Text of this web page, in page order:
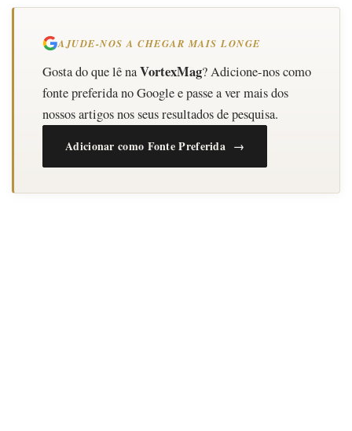
AJUDE-NOS A CHEGAR MAIS LONGE
Gosta do que lê naVortexMag? Adicione-nos como
fonte preferida no Google e passe a ver mais dos
nossos artigos nos seus resultados de pesquisa.
Adicionar como Fonte Preferida →